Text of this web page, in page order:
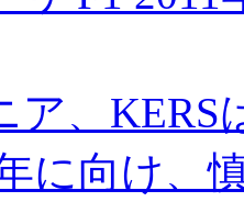
ア、KERS
に向け、